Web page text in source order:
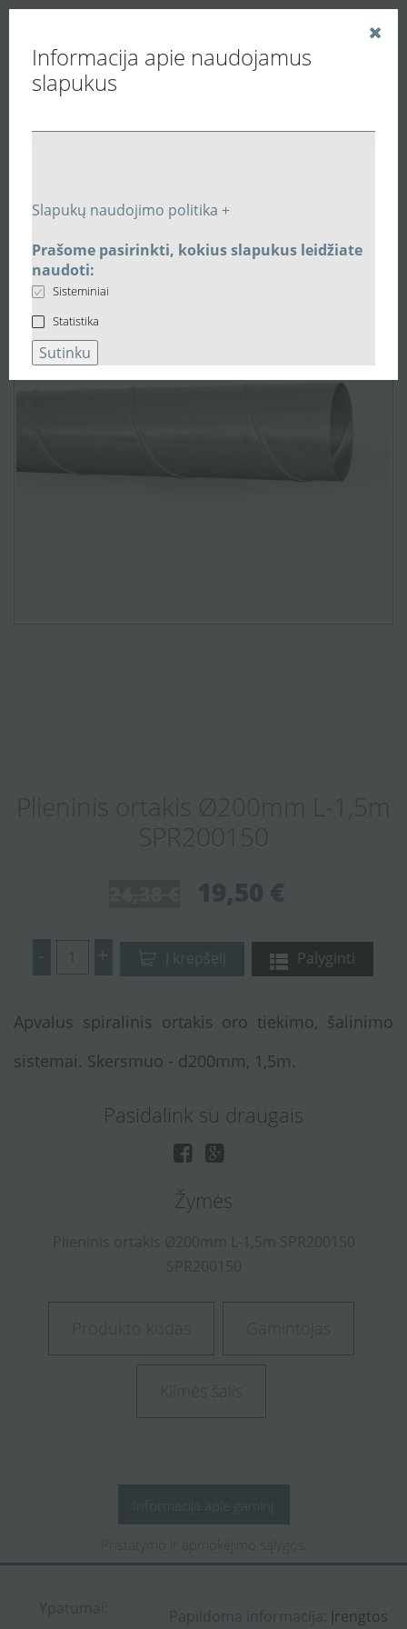
Informacija apie naudojamus
slapukus
Slapukų naudojimo politika +
Prašome pasirinkti, kokius slapukus leidžiate
naudoti:
Sisteminiai
Statistika
Sutinku
Vedinu.LT
Vėdinimo ortakiai, slopintuvai, filtrai.
Plieninis ortakis Ø200mm L-1,5m SPR200150
Plieninis ortakis Ø200mm L-1,5m
SPR200150
19,50 €
- + Į krepšelį Palyginti
Apvalus spiralinis ortakis oro tiekimo, šalinimo
sistemai. Skersmuo - d200mm, 1,5m.
Pasidalink su draugais
Žymės
Plieninis ortakis Ø200mm L-1,5m SPR200150
SPR200150
Produkto kodas Gamintojas
Kilmės šalis
Pristatymo ir apmokėjimo sąlygos
Ypatumai:
Papildoma informacija: Įrengtos